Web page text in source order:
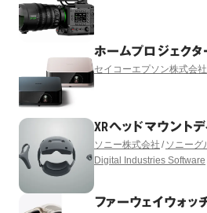
ホームプロジェクタ
セイコーエプソン株式会社
XRヘッドマウント
ソニー株式会社 ソニーグ
Digital Industries Software
ファーウェイウォッ